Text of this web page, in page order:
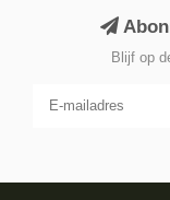
Blijf op